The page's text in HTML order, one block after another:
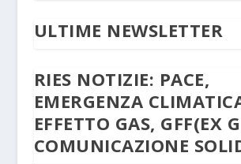
ULTIME NEWSLETTER
RIES NOTIZIE: PACE,
EMERGENZA
EFFETTO GAS, GFF(EX
COMUNICAZIONE